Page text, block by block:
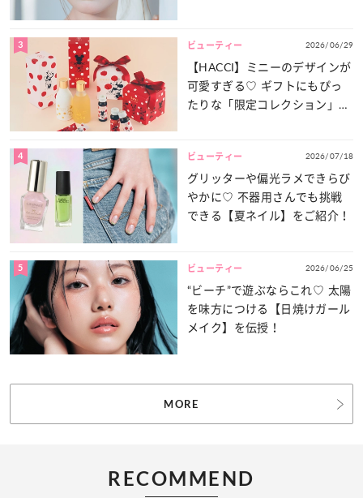
3 ビューティー 2026/06/29
【HACCI】ミニーのデザインが
可愛すぎる♡ ギフトにもぴっ
たりな「限定コレクション」が
4 ビューティー 2026/07/18
グリッターや偏光ラメできらび
やかに♡ 不器用さんでも挑戦
できる【夏ネイル】をご紹介！
5 ビューティー 2026/06/25
“ビーチ”で遊ぶならこれ♡ 太陽
を味方につける【日焼けガール
メイク】を伝授！
MORE
RECOMMEND